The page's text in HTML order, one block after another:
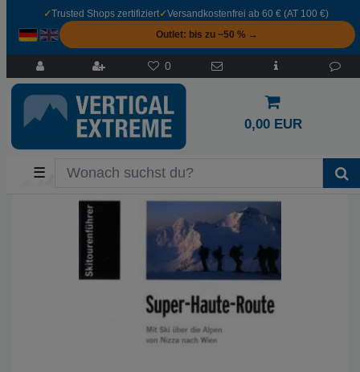
✓Trusted Shops zertifiziert✓Versandkostenfrei ab 60 € (AT 100 €)
Outlet: bis zu −50 % →
0
0,00 EUR
☰